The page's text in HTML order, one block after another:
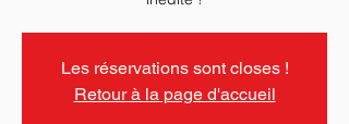
Les réservations sont closes !
Retour à la page d'accueil